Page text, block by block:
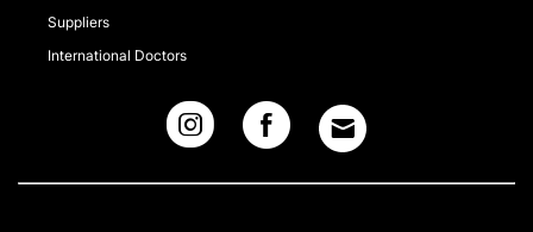
Suppliers
International Doctors